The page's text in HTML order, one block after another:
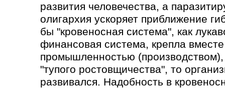
развития человечества, а
олигархия ускоряет приближение
бы "кровеносная система", как
финансовая система, крепла
промышленностью (производством),
"тупого ростовщичества", то
развивался. Надобность в